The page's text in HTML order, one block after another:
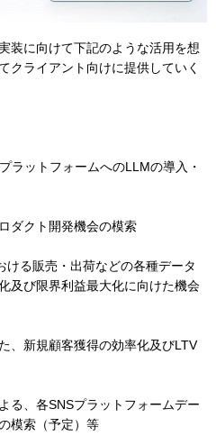
装に向けて下記のような活用を想
クライアント向けに提供していく
ラットフォームへのLLMの導入・
ダクト開発機会の模索
る販売・出荷などの各種データ
及び限界利益最大化に向けた機会
、新規顧客獲得の効率化及びLTV
る、各SNSプラットフォームデー
模索（予定）等